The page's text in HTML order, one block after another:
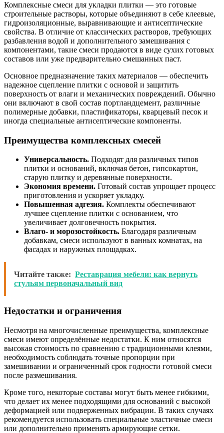
Комплексные смеси для укладки плитки — это готовые
строительные растворы, которые объединяют в себе клеевые,
гидроизоляционные, выравнивающие и антисептические
свойства. В отличие от классических растворов, требующих
разбавления водой и дополнительного замешивания с
компонентами, такие смеси продаются в виде сухих готовых
составов или уже предварительно смешанных паст.
Основное предназначение таких материалов — обеспечить
надежное сцепление плитки с основой и защитить
поверхность от влаги и механических повреждений. Обычно
они включают в свой состав портландцемент, различные
полимерные добавки, пластификаторы, кварцевый песок и
иногда специальные антисептические компоненты.
Преимущества комплексных смесей
Универсальность. Подходят для различных типов
плитки и оснований, включая бетон, гипсокартон,
старую плитку и деревянные поверхности.
Экономия времени. Готовый состав упрощает процесс
приготовления и ускоряет укладку.
Повышенная адгезия. Комплекты обеспечивают
лучшее сцепление плитки с основанием, что
увеличивает долговечность покрытия.
Влаго- и морозостойкость. Благодаря различным
добавкам, смеси используют в ванных комнатах, на
фасадах и наружных площадках.
Читайте также: Реставрация мебели: как вернуть
стульям первоначальный вид
Недостатки и ограничения
Несмотря на многочисленные преимущества, комплексные
смеси имеют определённые недостатки. К ним относятся
высокая стоимость по сравнению с традиционными клеями,
необходимость соблюдать точные пропорции при
замешивании и ограниченный срок годности готовой смеси
после размешивания.
Кроме того, некоторые составы могут быть менее гибкими,
что делает их менее подходящими для оснований с высокой
деформацией или подверженных вибрации. В таких случаях
рекомендуется использовать специальные эластичные смеси
или дополнительно применять армирующие сетки.